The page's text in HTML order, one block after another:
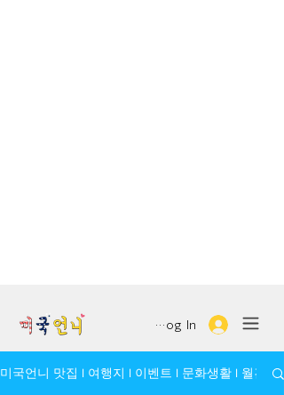
Log In
미국언니 맛집 l 여행지 l 이벤트 l 문화생활 l 월간 모